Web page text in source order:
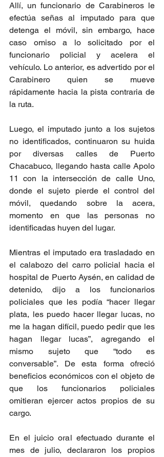
Allí, un funcionario de Carabineros le
efectúa señas al imputado para que
detenga el móvil, sin embargo, hace
caso omiso a lo solicitado por el
funcionario policial y acelera el
vehículo. Lo anterior, es advertido por el
Carabinero quien se mueve
rápidamente hacia la pista contraria de
la ruta.
Luego, el imputado junto a los sujetos
no identificados, continuaron su huida
por diversas calles de Puerto
Chacabuco, llegando hasta calle Apolo
11 con la intersección de calle Uno,
donde el sujeto pierde el control del
móvil, quedando sobre la acera,
momento en que las personas no
identificadas huyen del lugar.
Mientras el imputado era trasladado en
el calabozo del carro policial hacia el
hospital de Puerto Aysén, en calidad de
detenido, dijo a los funcionarios
policiales que les podía “hacer llegar
plata, les puedo hacer llegar lucas, no
me la hagan difícil, puedo pedir que les
hagan llegar lucas”, agregando el
mismo sujeto que “todo es
conversable”. De esta forma ofreció
beneficios económicos con el objeto de
que los funcionarios policiales
omitieran ejercer actos propios de su
cargo.
En el juicio oral efectuado durante el
mes de julio, declararon los propios